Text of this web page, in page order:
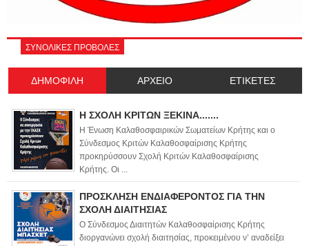
ΣΥΝΟΛΙΚΕΣ ΠΡΟΒΟΛΕΣ
ΔΗΜΟΦΙΛΗ ΑΡΧΕΙΟ ΕΤΙΚΕΤΕΣ
Η ΣΧΟΛΗ ΚΡΙΤΩΝ ΞΕΚΙΝΑ.......
Η Ένωση Καλαθοσφαιρικών Σωματείων Κρήτης και ο
Σύνδεσμος Κριτών Καλαθοσφαίρισης Κρήτης
προκηρύσσουν Σχολή Κριτών Καλαθοσφαίρισης
Κρήτης. Οι ...
ΠΡΟΣΚΛΗΣΗ ΕΝΔΙΑΦΕΡΟΝΤΟΣ ΓΙΑ ΤΗΝ
ΣΧΟΛΗ ΔΙΑΙΤΗΣΙΑΣ
Ο Σύνδεσμος Διαιτητών Καλαθοσφαίρισης Κρήτης
διοργανώνει σχολή διαιτησίας, προκειμένου ν’ αναδείξει